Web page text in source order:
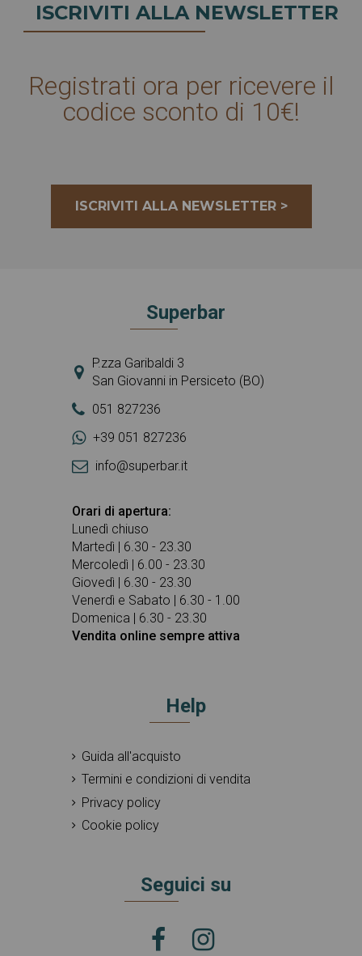
ISCRIVITI ALLA NEWSLETTER
Registrati ora per ricevere il
codice sconto di 10€!
ISCRIVITI ALLA NEWSLETTER >
Superbar
P.zza Garibaldi 3
San Giovanni in Persiceto (BO)
051 827236
+39 051 827236
info@superbar.it
Orari di apertura:
Lunedì chiuso
Martedì | 6.30 - 23.30
Mercoledì | 6.00 - 23.30
Giovedì | 6.30 - 23.30
Venerdì e Sabato | 6.30 - 1.00
Domenica | 6.30 - 23.30
Vendita online sempre attiva
Help
Guida all'acquisto
Termini e condizioni di vendita
Privacy policy
Cookie policy
Seguici su